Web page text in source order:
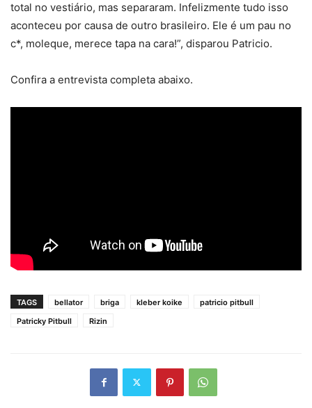
total no vestiário, mas separaram. Infelizmente tudo isso
aconteceu por causa de outro brasileiro. Ele é um pau no
c*, moleque, merece tapa na cara!”, disparou Patricio.
Confira a entrevista completa abaixo.
TAGS bellator briga kleber koike
patricio pitbull
Patricky Pitbull
Rizin